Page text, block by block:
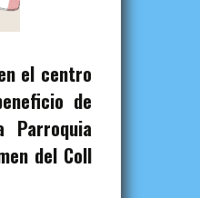
el centro
de
Parroquia
del Coll